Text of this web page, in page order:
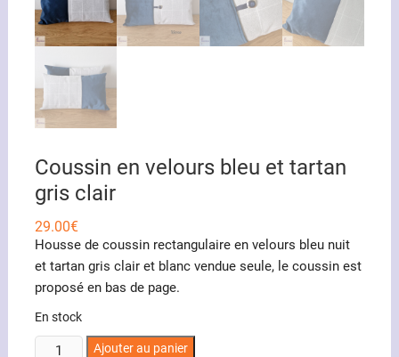
Coussin en velours bleu et tartan
gris clair
29.00€
Housse de coussin rectangulaire en velours bleu nuit
et tartan gris clair et blanc vendue seule, le coussin est
proposé en bas de page.
En stock
quantité
Ajouter au panier